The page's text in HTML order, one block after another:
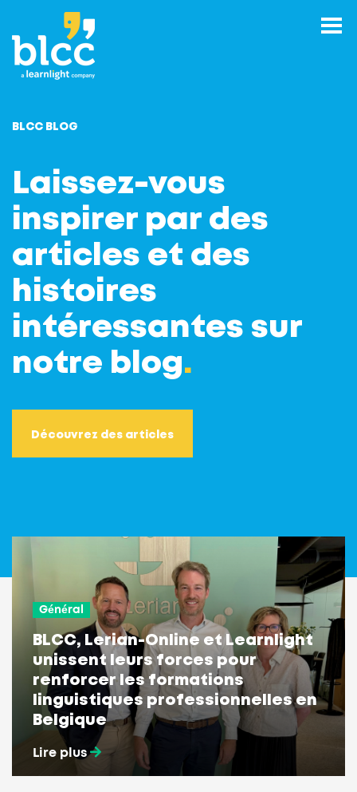
BLCC BLOG
Laissez-vous
inspirer par des
articles et des
histoires
intéressantes sur
notre blog.
Découvrez des articles
Général
BLCC, Lerian-Online et Learnlight
unissent leurs forces pour
renforcer les formations
linguistiques professionnelles en
Belgique
Lire plus